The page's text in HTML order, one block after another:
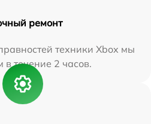
ремонт
техники Xbox мы
в течение 2 часов.